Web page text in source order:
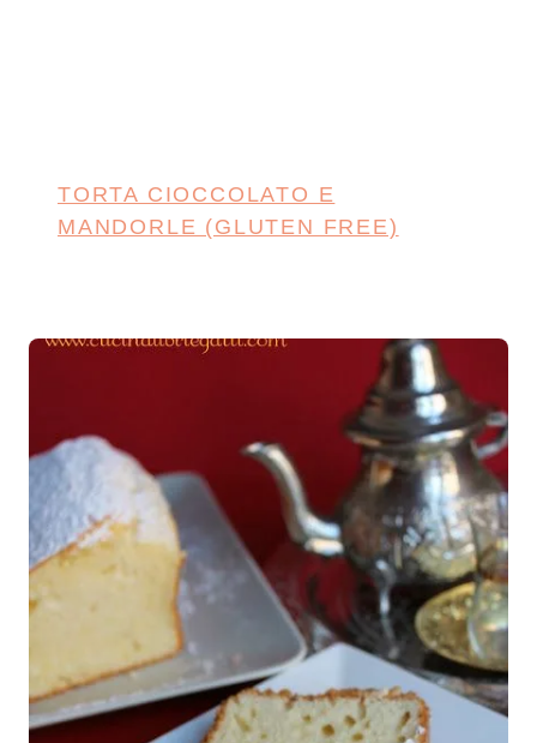
TORTA CIOCCOLATO E
MANDORLE (GLUTEN FREE)